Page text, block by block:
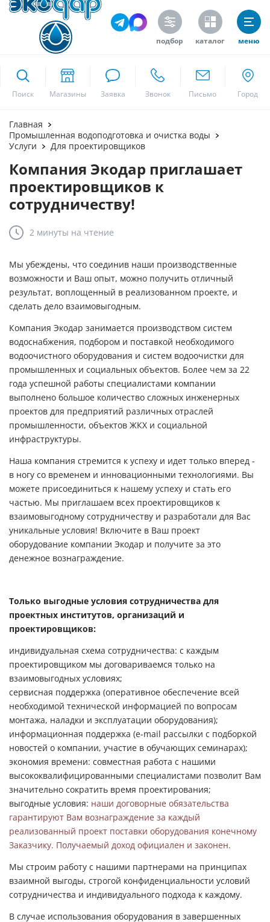
подбор каталог меню
Поиск
Главная
Промышленная водоподготовка и очистка воды
Услуги
Для проектировщиков
Компания Экодар приглашает
проектировщиков к
сотрудничеству!
2 минуты на чтение
Мы убеждены, что соединив наши производственные
возможности и Ваш опыт, можно получить отличный
результат, воплощенный в реализованном проекте, и
сделать дело взаимовыгодным.
Компания Экодар занимается производством систем
водоснабжения, подбором и поставкой необходимого
водоочистного оборудования и систем водоочистки для
промышленных и социальных объектов. Более чем за 22
года успешной работы специалистами компании
выполнено большое количество сложных инженерных
проектов для предприятий различных отраслей
промышленности, объектов ЖКХ и социальной
инфраструктуры.
Наша компания стремится к успеху и идет только вперед -
в ногу со временем и инновационными технологиями. Вы
можете присоединиться к нашему успеху и стать его
частью. Мы приглашаем всех проектировщиков к
взаимовыгодному сотрудничеству и разработали для Вас
уникальные условия! Включите в Ваш проект
оборудование компании Экодар и получите за это
денежное вознаграждение.
Только выгодные условия сотрудничества для
проектных институтов, организаций и
проектировщиков:
индивидуальная схема сотрудничества: с каждым
проектировщиком мы договариваемся только на
взаимовыгодных условиях;
сервисная поддержка (оперативное обеспечение всей
необходимой технической информацией по вопросам
монтажа, наладки и эксплуатации оборудования);
информационная поддержка (e-mail рассылки с подборкой
новостей о компании, участие в обучающих семинарах);
экономия времени: совместная работа с нашими
высококвалифицированными специалистами позволит Вам
значительно сократить время проектирования;
выгодные условия: наши договорные обязательства
гарантируют Вам вознаграждение за каждый
реализованный проект поставки оборудования конечному
Заказчику. Получаемый доход официален и законен.
Мы строим работу с нашими партнерами на принципах
взаимной выгоды, строгой конфиденциальности условий
сотрудничества и индивидуального подхода к каждому.
В случае использования оборудования в завершенных